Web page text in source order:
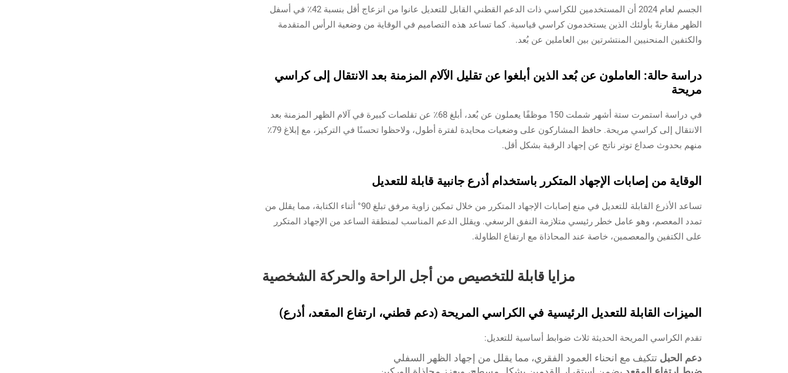
الجسم لعام 2024 أن المستخدمين للكراسي ذات الدعم القطني القابل للتعديل عانوا من انزعاج أقل بنسبة 42٪ في أسفل
الظهر مقارنةً بأولئك الذين يستخدمون كراسي قياسية. كما تساعد هذه التصاميم في الوقاية من وضعية الرأس المتقدمة
والكتفين المنحنيين المنتشرتين بين العاملين عن بُعد.
دراسة حالة: العاملون عن بُعد الذين أبلغوا عن تقليل الآلام المزمنة بعد الانتقال إلى كراسي
مريحة
في دراسة استمرت ستة أشهر شملت 150 موظفًا يعملون عن بُعد، أبلغ 68٪ عن تقلصات كبيرة في آلام الظهر المزمنة بعد
الانتقال إلى كراسي مريحة. حافظ المشاركون على وضعيات محايدة لفترة أطول، ولاحظوا تحسنًا في التركيز، مع إبلاغ 79٪
منهم بحدوث صداع توتر ناتج عن إجهاد الرقبة بشكل أقل.
الوقاية من إصابات الإجهاد المتكرر باستخدام أذرع جانبية قابلة للتعديل
تساعد الأذرع القابلة للتعديل في منع إصابات الإجهاد المتكرر من خلال تمكين زاوية مرفق تبلغ 90° أثناء الكتابة، مما يقلل من
تمدد المعصم، وهو عامل خطر رئيسي متلازمة النفق الرسغي. ويقلل الدعم المناسب لمنطقة الساعد من الإجهاد المتكرر
على الكتفين والمعصمين، خاصة عند المحاذاة مع ارتفاع الطاولة.
مزايا قابلة للتخصيص من أجل الراحة والحركة الشخصية
الميزات القابلة للتعديل الرئيسية في الكراسي المريحة (دعم قطني، ارتفاع المقعد، أذرع)
تقدم الكراسي المريحة الحديثة ثلاث ضوابط أساسية للتعديل:
دعم الحبل تتكيف مع انحناء العمود الفقري، مما يقلل من إجهاد الظهر السفلي